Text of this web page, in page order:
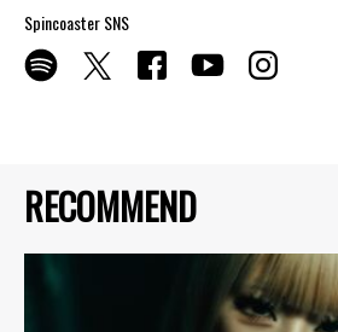
RECOMMEND
Spincoaster SNS